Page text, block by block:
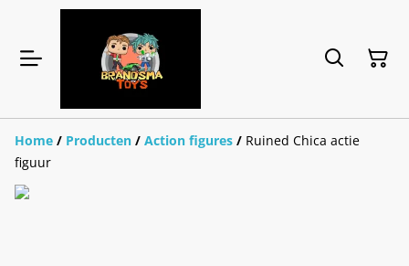
Home / Producten / Action figures / Ruined Chica actie
figuur